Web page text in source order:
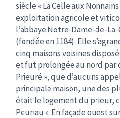
siècle « La Celle aux Nonnains
exploitation agricole et
l’abbaye Notre-Dame-de-
(fondée en 1184). Elle
cinq maisons voisines
et fut prolongée au nord par
Prieuré », que d’aucuns
principale maison, une des
était le logement du prieur,
Peuriau ». En façade ouest